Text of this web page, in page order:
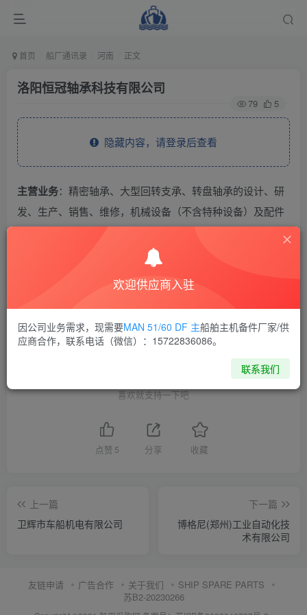
首页 船厂通讯录 河南 正文
洛阳恒冠轴承科技有限公司
79 5
隐藏内容，请登录后查看
主营业务：精密轴承、大型回转支承、转盘轴承的设计、研
发、生产、销售、维修，机械设备（不含特种设备）及配件
线电缆、电力设备及器材、管材、阀门、五金交电、仪器仪
THE END
喜欢就支持一下吧
点赞 5 分享 收藏
上一篇
卫辉市车船机电有限公司
下一篇
博格尼(郑州)工业自动化技
术有限公司
友链申请 广告合作 关于我们
SHIP SPARE PARTS
苏B2-20230266
欢迎供应商入驻
因公司业务需求，现需要MAN 51/60 DF 主船舶主机备件厂家/供
应商合作，联系电话（微信）：15722836086。
联系我们